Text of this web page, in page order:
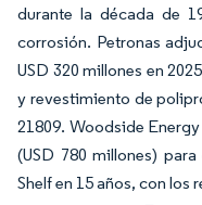
durante la década de
corrosión. Petronas
USD 320 millones en
y revestimiento de
21809. Woodside
(USD 780 millones)
Shelf en 15 años, con los